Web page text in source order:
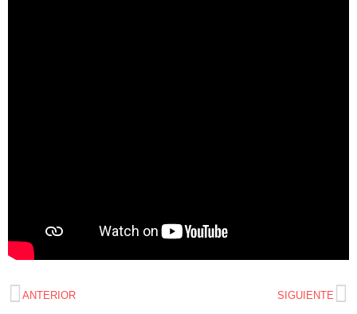
ANTERIOR SIGUIENTE